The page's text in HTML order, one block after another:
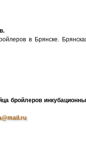
в Брянске.
бройлеров